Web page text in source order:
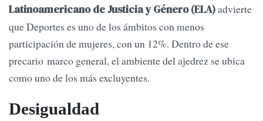
Latinoamericano de Justicia y Género (ELA)advierte
que Deportes es uno de los ámbitos con menos
participación de mujeres, con un 12%. Dentro de ese
precario marco general, el ambiente del ajedrez se ubica
como uno de los más excluyentes.
Desigualdad